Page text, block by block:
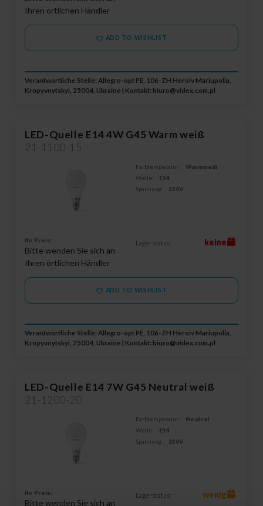
Ihren örtlichen Händler
ADD TO WISHLIST
Verantwortliche Stelle: Allegro-opt PE, 106-ZH Heroiv Mariupolia,
Kropyvnytskyi, 25004, Ukraine | Kontakt: biuro@videx.com.pl
LED-Quelle E14 4W G45 Warm weiß
21-1100-15
Farbtemperatur:
Warmweiß
Welle:
E14
Spannung:
230V
Ihr Preis:
Bitte wenden Sie sich an
Ihren örtlichen Händler
Lagerstatus: keine
ADD TO WISHLIST
Verantwortliche Stelle: Allegro-opt PE, 106-ZH Heroiv Mariupolia,
Kropyvnytskyi, 25004, Ukraine | Kontakt: biuro@videx.com.pl
LED-Quelle E14 7W G45 Neutral weiß
21-1200-20
Farbtemperatur:
Neutral
Welle:
E14
Spannung:
230V
Ihr Preis:
Bitte wenden Sie sich an
Lagerstatus: wenig